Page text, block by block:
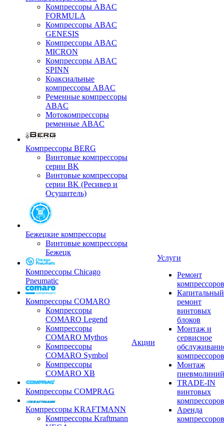
Компрессоры ABAC
FORMULA
Компрессоры ABAC
GENESIS
Компрессоры ABAC
MICRON
Компрессоры ABAC
SPINN
Коаксиальные
компрессоры ABAC
Ременные компрессоры
ABAC
Мотокомпрессоры
ременные ABAC
Компрессоры BERG
Винтовые компрессоры
серии BK
Винтовые компрессоры
серии BK (Ресивер и
Осушитель)
Бежецкие компрессоры
Винтовые компрессоры
Бежецк
Компрессоры Chicago
Pneumatic
Компрессоры COMARO
Компрессоры
COMARO Legend
Компрессоры
COMARO Mythos
Компрессоры
COMARO Symbol
Компрессоры
COMARO XB
Компрессоры COMPRAG
Компрессоры KRAFTMANN
Компрессоры Kraftmann
Акции
Услуги
Ремонт
компрессоров
Капитальный
ремонт
винтовых
блоков
Монтаж и
сервисное
компрессоров
Монтаж
пневмолиний
TRADE-IN
винтовых
компрессоров
Аренда
компрессоров